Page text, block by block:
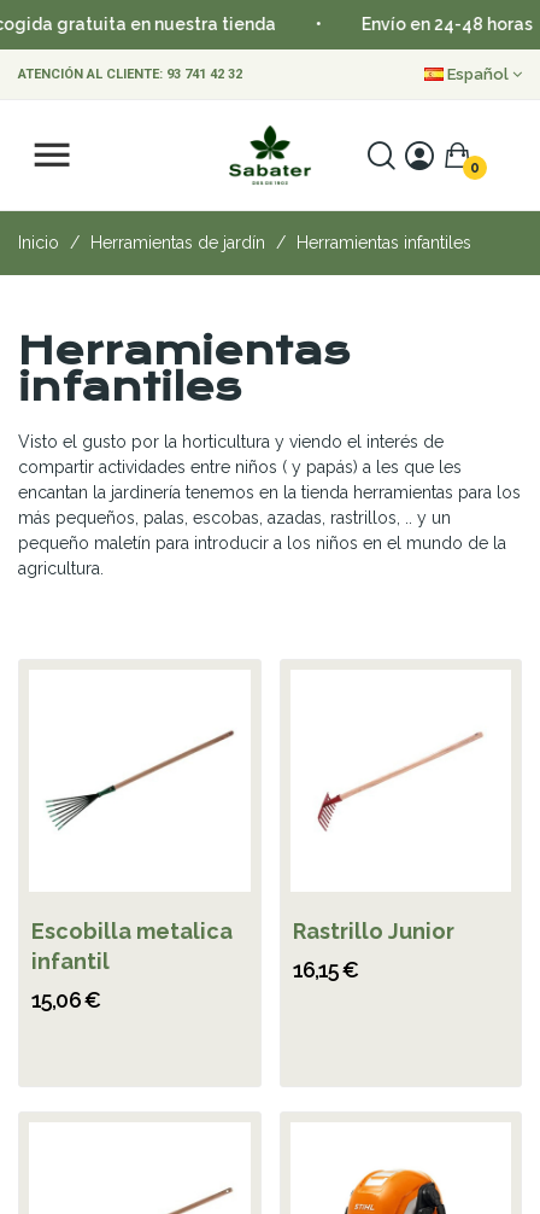
gratuita en nuestra tienda Envío en 24-48 horas
ATENCIÓN AL CLIENTE: 93 741 42 32 Español
0
Inicio Herramientas de jardín Herramientas infantiles
Herramientas
infantiles
Visto el gusto por la horticultura y viendo el interés de
compartir actividades entre niños ( y papás) a les que les
encantan la jardinería tenemos en la tienda herramientas para los
más pequeños, palas, escobas, azadas, rastrillos, .. y un
pequeño maletín para introducir a los niños en el mundo de la
agricultura.
Escobilla metalica
infantil
15,06 €
Rastrillo Junior
16,15 €